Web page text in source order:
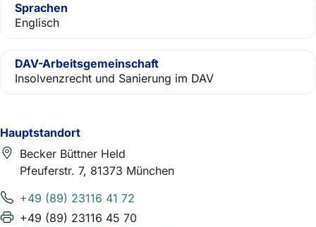
Hauptstandort
Becker Büttner Held
Pfeuferstr. 7, 81373 München
+49 (89) 23116 41 72
+49 (89) 23116 45 70
Sprachen
Englisch
DAV-Arbeitsgemeinschaft
Insolvenzrecht und Sanierung im DAV